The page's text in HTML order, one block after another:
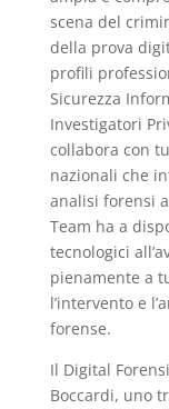
scena del
della prova
profili
Sicurezza
Investigatori
collabora con
nazionali che
analisi forensi
Team ha a
tecnologici
pienamente a
l’intervento e
forense.
Il Digital
Boccardi, uno